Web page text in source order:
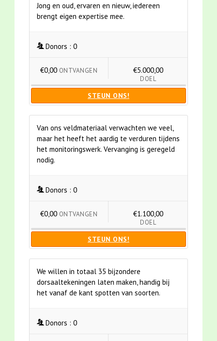
Jong en oud, ervaren en nieuw, iedereen
brengt eigen expertise mee.
Donors : 0
€0,00 ONTVANGEN €5.000,00
DOEL
STEUN ONS!
Van ons veldmateriaal verwachten we veel,
maar het heeft het aardig te verduren tijdens
het monitoringswerk. Vervanging is geregeld
nodig.
Donors : 0
€0,00 ONTVANGEN €1.100,00
DOEL
STEUN ONS!
We willen in totaal 35 bijzondere
dorsaaltekeningen laten maken, handig bij
het vanaf de kant spotten van soorten.
Donors : 0